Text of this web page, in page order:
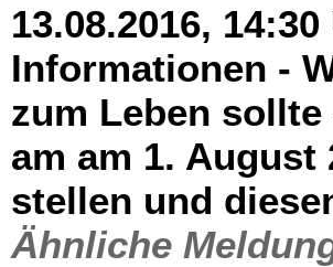
13.08.2016,
Informationen -
zum Leben
am am 1.
stellen und
Ähnliche